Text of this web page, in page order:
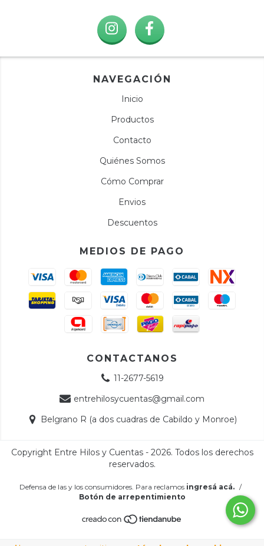
NAVEGACIÓN
Inicio
Productos
Contacto
Quiénes Somos
Cómo Comprar
Envios
Descuentos
MEDIOS DE PAGO
CONTACTANOS
11-2677-5619
entrehilosycuentas@gmail.com
Belgrano R (a dos cuadras de Cabildo y Monroe)
Copyright Entre Hilos y Cuentas - 2026. Todos los derechos
reservados.
Defensa de las y los consumidores. Para reclamos ingresá acá. /
Botón de arrepentimiento